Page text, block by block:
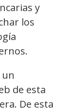
y
los
un
de esta
De esta